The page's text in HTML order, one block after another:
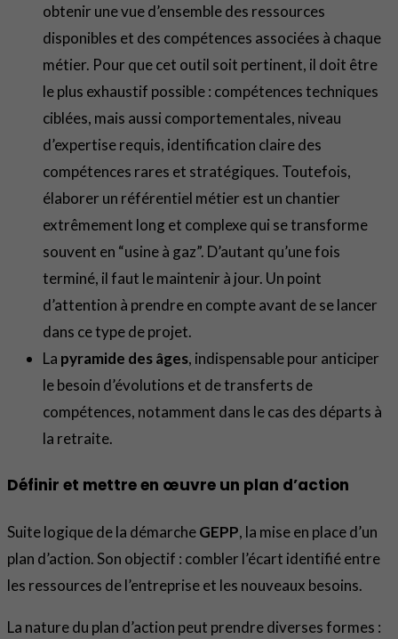
obtenir une vue d’ensemble des ressources
disponibles et des compétences associées à chaque
métier. Pour que cet outil soit pertinent, il doit être
le plus exhaustif possible : compétences techniques
ciblées, mais aussi comportementales, niveau
d’expertise requis, identification claire des
compétences rares et stratégiques. Toutefois,
élaborer un référentiel métier est un chantier
extrêmement long et complexe qui se transforme
souvent en “usine à gaz”. D’autant qu’une fois
terminé, il faut le maintenir à jour. Un point
d’attention à prendre en compte avant de se lancer
dans ce type de projet.
La pyramide des âges, indispensable pour anticiper
le besoin d’évolutions et de transferts de
compétences, notamment dans le cas des départs à
la retraite.
Définir et mettre en œuvre un plan d’action
Suite logique de la démarcheGEPP, la mise en place d’un
plan d’action. Son objectif : combler l’écart identifié entre
les ressources de l’entreprise et les nouveaux besoins.
La nature du plan d’action peut prendre diverses formes :